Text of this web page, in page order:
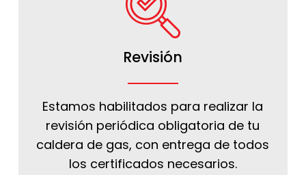
Revisión
Estamos habilitados para realizar la
revisión periódica obligatoria de tu
caldera de gas, con entrega de todos
los certificados necesarios.